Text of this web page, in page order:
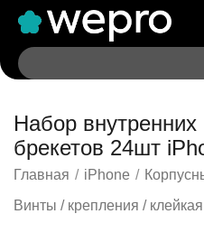
Набор
брекетов 24шт
Главная / iPhone /
Винты / крепления /